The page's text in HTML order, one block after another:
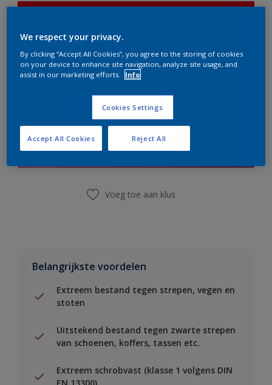
er hard aan om de voorraad aan te vullen.
Boodschappenlijst
Vind een winkel
Voeg toe aan klus
Belangrijkste voordelen
Extreem bestand tegen strepen, vegen en
stoten
Uitstekend bestand tegen zwarte strepen
van schoenen, koffers, tassen etc.
Extreem schrobvast (klasse 1 volgens DIN
We respect your privacy.
By clicking “Accept All Cookies”, you agree to the storing of cookies
on your device to enhance site navigation, analyze site usage, and
assist in our marketing efforts.
Info
Cookies Settings
Reject All
Accept All Cookies